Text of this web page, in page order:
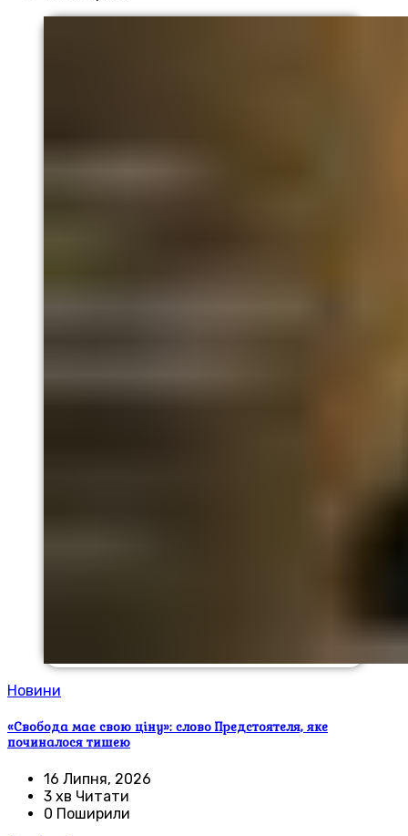
Новини
«Свобода має свою ціну»: слово Предстоятеля, яке
починалося тишею
16 Липня, 2026
3 хв Читати
0 Поширили